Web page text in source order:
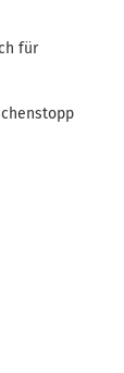
für